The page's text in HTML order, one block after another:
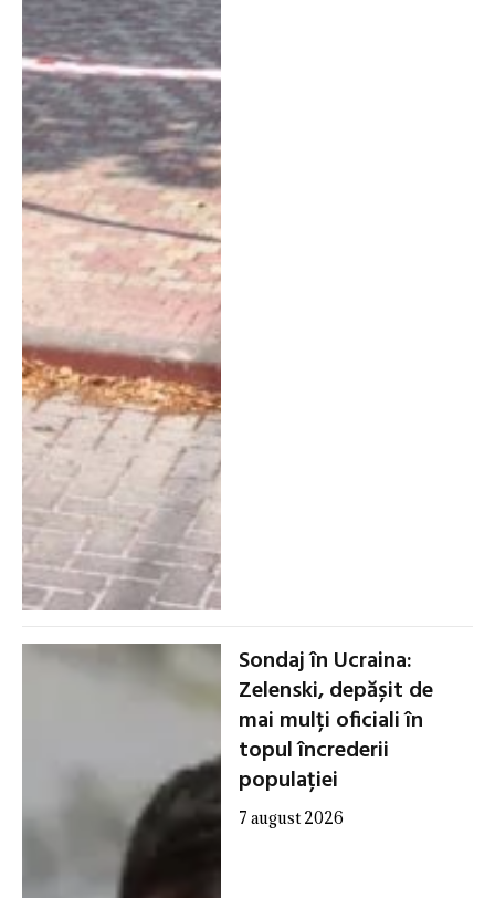
Sondaj în Ucraina:
Zelenski, depășit de
mai mulți oficiali în
topul încrederii
populației
7 august 2026